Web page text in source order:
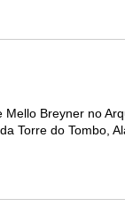
Breyner no
Torre do Tombo,